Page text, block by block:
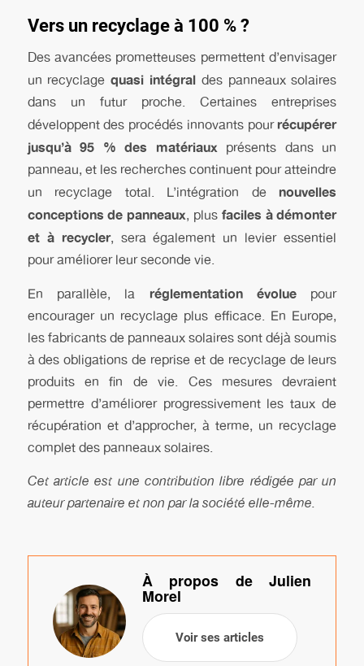
Vers un recyclage à 100 % ?
Des avancées prometteuses permettent d’envisager
un recyclagequasi intégral des panneaux solaires
dans un futur proche. Certaines entreprises
développent des procédés innovants pourrécupérer
jusqu’à 95 % des matériauxprésents dans un
panneau, et les recherches continuent pour atteindre
un recyclage total. L’intégration de nouvelles
conceptions de panneaux, plusfaciles à démonter
et à recycler, sera également un levier essentiel
pour améliorer leur seconde vie.
En parallèle, la réglementation évolue pour
encourager un recyclage plus efficace. En Europe,
les fabricants de panneaux solaires sont déjà soumis
à des obligations de reprise et de recyclage de leurs
produits en fin de vie. Ces mesures devraient
permettre d’améliorer progressivement les taux de
récupération et d’approcher, à terme, un recyclage
complet des panneaux solaires.
Cet article est une contribution libre rédigée par un
auteur partenaire et non par la société elle-même.
À propos de Julien
Morel
Voir ses articles